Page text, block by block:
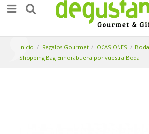
Inicio Regalos Gourmet OCASIONES
Boda
Shopping Bag Enhorabuena por vuestra Boda